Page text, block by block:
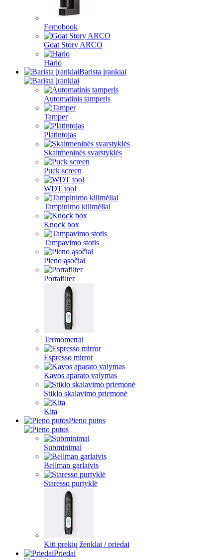
Femobook
Goat Story ARCO
Hario
Barista įrankiai
Automatinis tamperis
Tamper
Platintojas
Skaitmeninės svarstyklės
Puck screen
WDT tool
Tampinimo kilimėliai
Knock box
Tampavimo stotis
Pieno ąsočiai
Portafilter
Termometrai
Espresso mirror
Kavos aparato valymas
Stiklo skalavimo priemonė
Kita
Pieno putos
Subminimal
Bellman garlaivis
Staresso purtyklė
Kiti prekių ženklai / priedai
Priedai